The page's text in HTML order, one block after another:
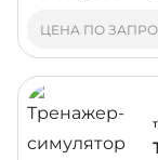
ЦЕНА ПО